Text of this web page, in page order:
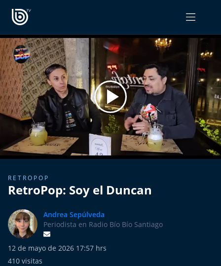
PROGRAMAS
Radiograma
Expreso Bío Bío
Podría Ser Peor
La Entrevista de Tomás Mosciatti
Entrevistas BioBioTV
Comentarios de Tomás Mosciatti
Más de Ti Podcast
Realizadores
OPINIÓN
PODCAST RADIOGRAMA
RETROPOP
RetroPop: Soy el Duncan
Andrea Sepúlveda
Periodista en Radio Bío Bío Santiago
12 de mayo de 2026 17:57 hrs
410 visitas